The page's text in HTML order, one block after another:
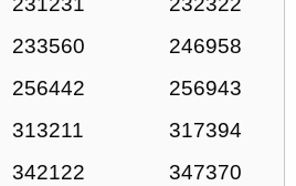
233560
246958
256442
256943
313211
317394
342122
347370